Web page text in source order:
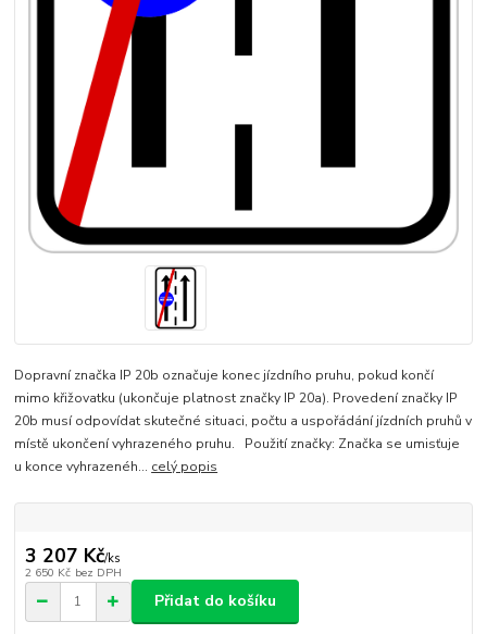
Dopravní značka IP 20b označuje konec jízdního pruhu, pokud končí
mimo křižovatku (ukončuje platnost značky IP 20a). Provedení značky IP
20b musí odpovídat skutečné situaci, počtu a uspořádání jízdních pruhů v
místě ukončení vyhrazeného pruhu. Použití značky: Značka se umisťuje
u konce vyhrazenéh... celý popis
3 207 Kč/ks
2 650 Kč bez DPH
Přidat do košíku